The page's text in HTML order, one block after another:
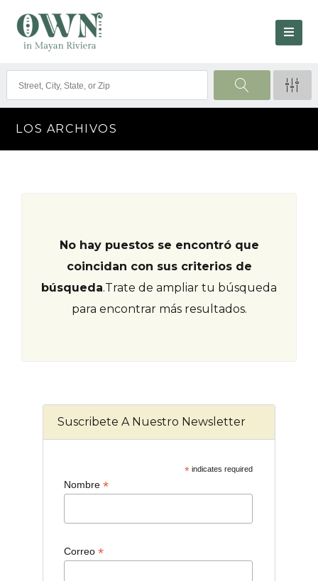
LOS ARCHIVOS
No hay puestos se encontró que
coincidan con sus criterios de
búsqueda.Trate de ampliar tu búsqueda
para encontrar más resultados.
Suscribete A Nuestro Newsletter
*indicates required
Nombre *
Correo *